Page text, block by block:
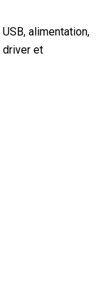
alimentation,
driver et